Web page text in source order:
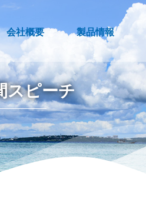
会社概要 製品情報
スピーチ